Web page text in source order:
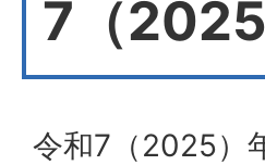
7（
令和7（2025）